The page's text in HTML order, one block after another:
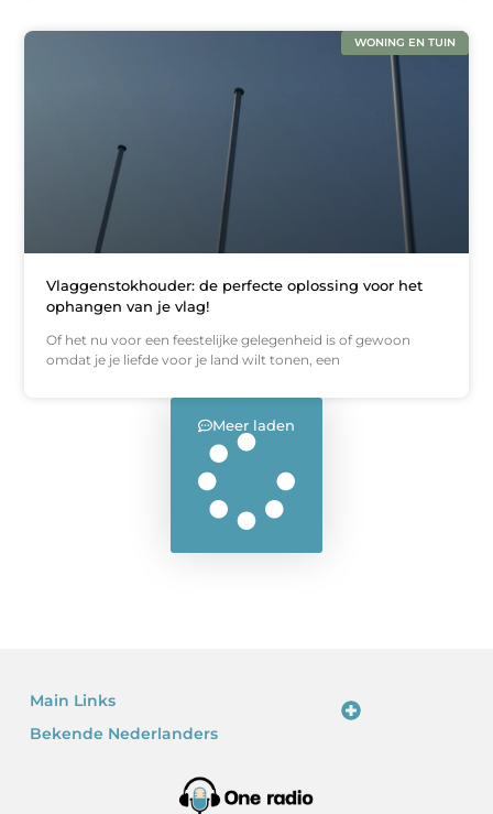
WONING EN TUIN
Vlaggenstokhouder: de perfecte oplossing voor het
ophangen van je vlag!
Of het nu voor een feestelijke gelegenheid is of gewoon
omdat je je liefde voor je land wilt tonen, een
Meer laden
Main Links
Bekende Nederlanders